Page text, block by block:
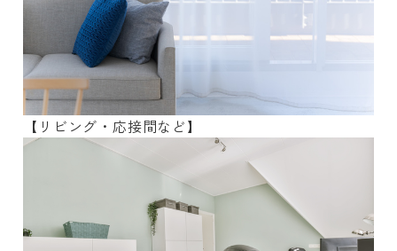
【リビング・応接間など】